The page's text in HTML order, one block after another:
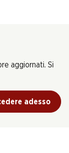
aggiornati. Si
adesso